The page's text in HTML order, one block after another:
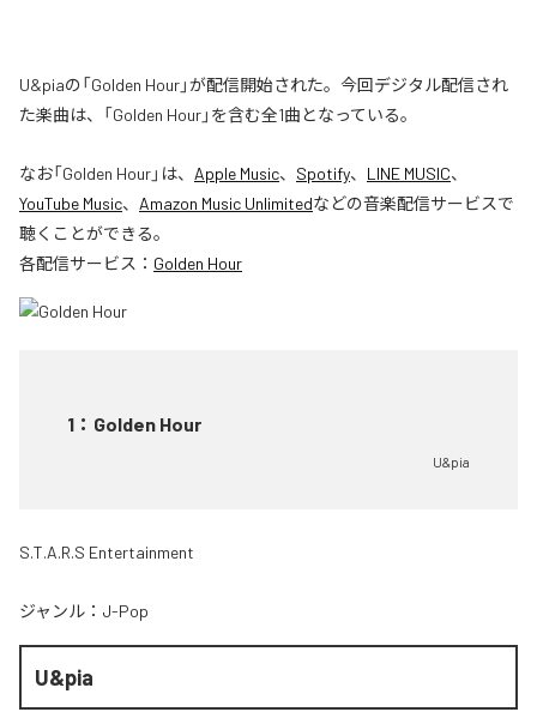
U&piaの「Golden Hour」が配信開始された。今回デジタル配信され
た楽曲は、「Golden Hour」を含む全1曲となっている。
なお「Golden Hour」は、 Apple Music、 Spotify、 LINE MUSIC、
YouTube Music、 Amazon Music Unlimitedなどの音楽配信サービスで
聴くことができる。
各配信サービス： Golden Hour
1 ： Golden Hour
U&pia
S.T.A.R.S Entertainment
ジャンル： J-Pop
U&pia